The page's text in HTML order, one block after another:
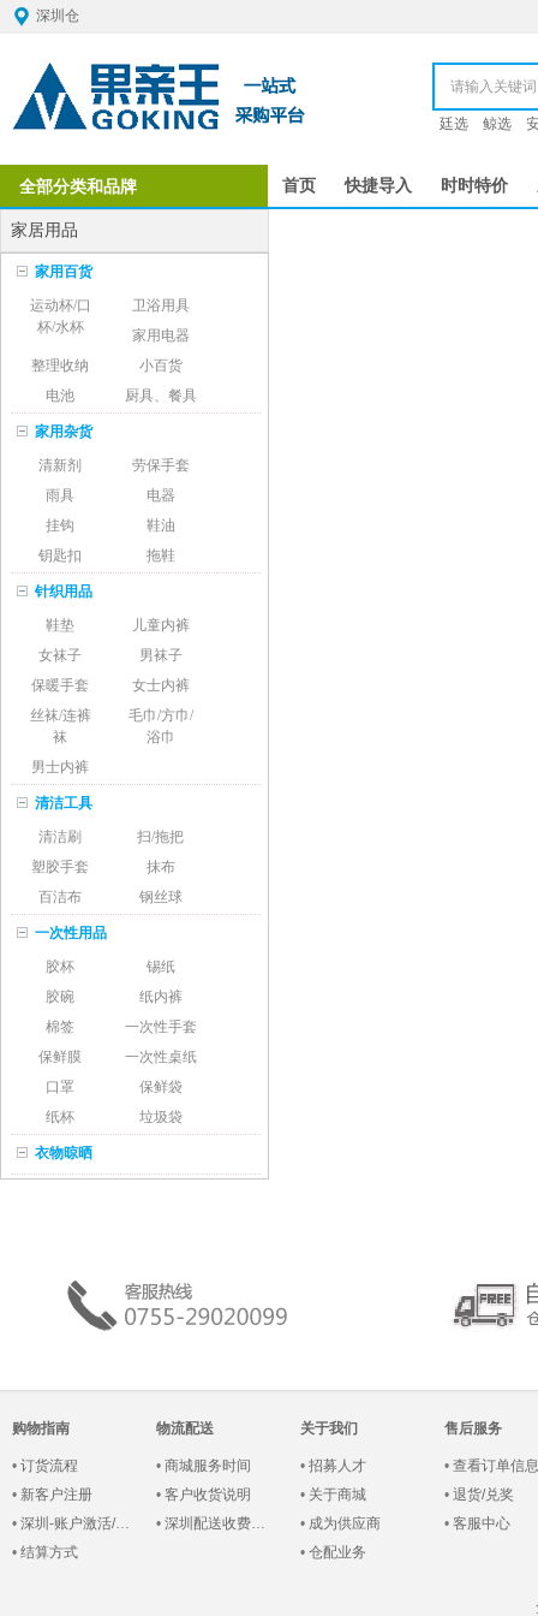
深圳仓
廷选 鲸选
全部分类和品牌 首页 快捷导入 时时特价
家居用品
家用百货
运动杯/口
杯/水杯
卫浴用具
家用电器
整理收纳
小百货
电池
厨具、餐具
家用杂货
清新剂
劳保手套
雨具
电器
挂钩
鞋油
钥匙扣
拖鞋
针织用品
鞋垫
儿童内裤
女袜子
男袜子
保暖手套
女士内裤
丝袜/连裤
袜
毛巾/方巾/
浴巾
男士内裤
清洁工具
清洁刷
扫/拖把
塑胶手套
抹布
百洁布
钢丝球
一次性用品
胶杯
锡纸
胶碗
纸内裤
棉签
一次性手套
保鲜膜
一次性桌纸
口罩
保鲜袋
纸杯
垃圾袋
衣物晾晒
购物指南
• 订货流程
• 新客户注册
• 深圳-账户激活/登录
• 结算方式
物流配送
• 商城服务时间
• 客户收货说明
• 深圳配送收费说明
关于我们
• 招募人才
• 关于商城
• 成为供应商
• 仓配业务
售后服务
• 查看订单信息
• 退货/兑奖
• 客服中心